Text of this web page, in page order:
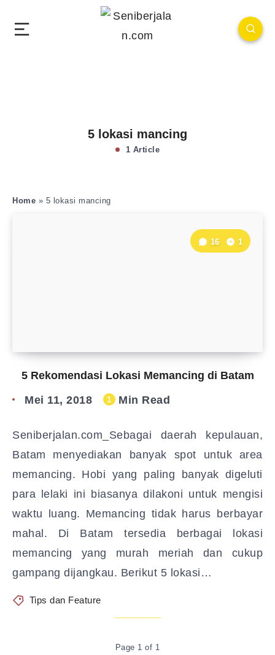
5 lokasi mancing
1 Article
Home » 5 lokasi mancing
5 Rekomendasi Lokasi Memancing di Batam
16 1
Mei 11, 2018 1 Min Read
Seniberjalan.com_Sebagai daerah kepulauan,
Batam menyediakan banyak spot untuk area
memancing. Hobi yang paling banyak digeluti
para lelaki ini biasanya dilakoni untuk mengisi
waktu luang. Memancing tidak harus berbayar
mahal. Di Batam tersedia berbagai lokasi
memancing yang murah meriah dan cukup
gampang dijangkau. Berikut 5 lokasi…
Tips dan Feature
Page 1 of 1